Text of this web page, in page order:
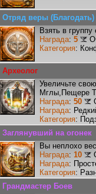
Отряд веры (Благодать)
Взять в
Награда: 5
Категория:
Археолог
Увеличьте
Мглы,Пещере
Награда: 50
Награда:
Категория:
Заглянувший на огонек
Вы неплохо
Награда: 10
Награда:
Категория:
Грандмастер Боев